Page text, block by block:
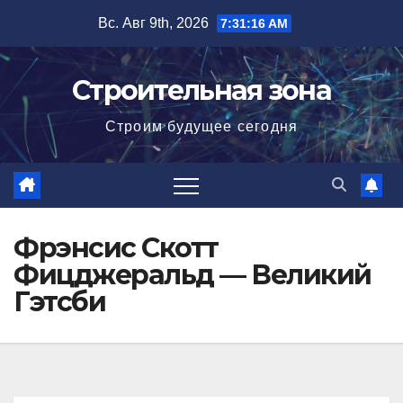
содержимому
Вс. Авг 9th, 2026 7:31:17 AM
Строительная зона
Строим будущее сегодня
Фрэнсис Скотт
Фицджеральд — Великий
Гэтсби